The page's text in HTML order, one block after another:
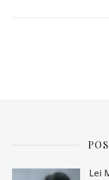
Lei